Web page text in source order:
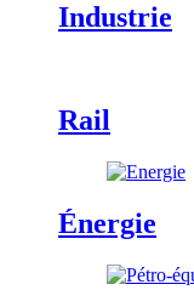
Industrie
Rail
Énergie